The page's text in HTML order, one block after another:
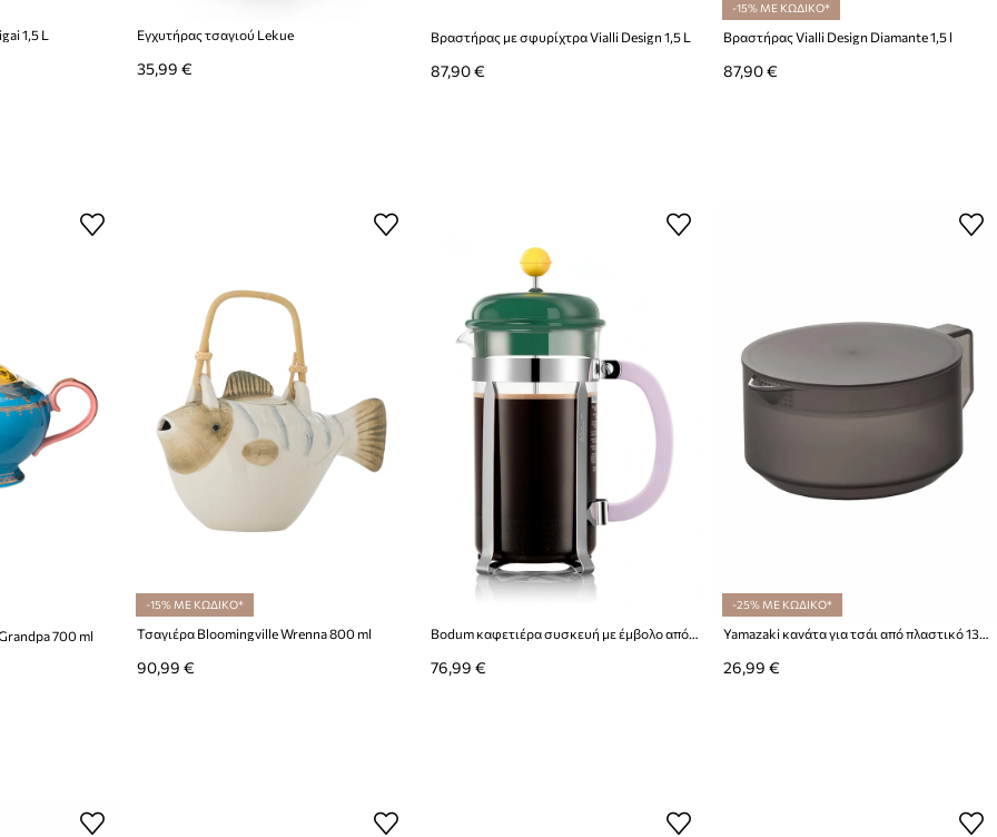
1,5 L Εγχυτήρας τσαγιού Lekue
35,99 €
Βραστήρας με σφυρίχτρα Vialli Design 1,5 L
87,90 €
-15% ΜΕ ΚΩΔΙΚΟ*
Βραστήρας Vialli Design Diamante 1,5 l
87,90 €
700 ml
-15% ΜΕ ΚΩΔΙΚΟ*
Τσαγιέρα Bloomingville Wrenna 800 ml
90,99 €
Bodum καφετιέρα συσκευή με έμβολο από βοριοπυριτικό γυαλί 1l
76,99 €
-25% ΜΕ ΚΩΔΙΚΟ*
Yamazaki κανάτα για τσάι από πλαστικό 13,2 x 17,6 x 7,9 cm
26,99 €